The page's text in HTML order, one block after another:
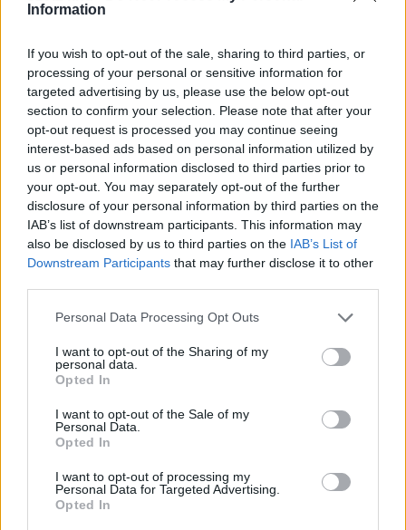
Information
If you wish to opt-out of the sale, sharing to third parties, or
processing of your personal or sensitive information for
targeted advertising by us, please use the below opt-out
section to confirm your selection. Please note that after your
opt-out request is processed you may continue seeing
interest-based ads based on personal information utilized by
us or personal information disclosed to third parties prior to
your opt-out. You may separately opt-out of the further
disclosure of your personal information by third parties on the
IAB’s list of downstream participants. This information may
also be disclosed by us to third parties on the IAB’s List of
Downstream Participants that may further disclose it to other
Please note that this website/app uses one or more Google
not limited to your visit or usage behaviour. You may click to
grant or deny consent to Google and its third-party tags to
use your data for below specified purposes in below Google
consent section.
Personal Data Processing Opt Outs
I want to opt-out of the Sharing of my
personal data.
Opted In
I want to opt-out of the Sale of my
Personal Data.
Opted In
I want to opt-out of processing my
Personal Data for Targeted Advertising.
Opted In
munkáját, most közös megegyezéssel történik a váltás.
TOVÁBB OLVASOM
JNSZ megyei hírek Jászberény,jegyző, munka,seres krisztina
távozás,váltás
A Volánbusz hivatalos állásfoglalása
gyakorlatilag megerősíti az összes félelmünket
2024.09.13. Kiss Lajos
Az új rendszer
augusztusi bevezetése
óta rengeteg utasban
merültek fel kételyek,
lemaradhat-e a járatról
netán szabályosan előrefoglalt helyjeggyel is. Tökéletesen
alátámasztják, hogy bár nem kötelező a helyjegy megváltása,
akár azzal együtt is.